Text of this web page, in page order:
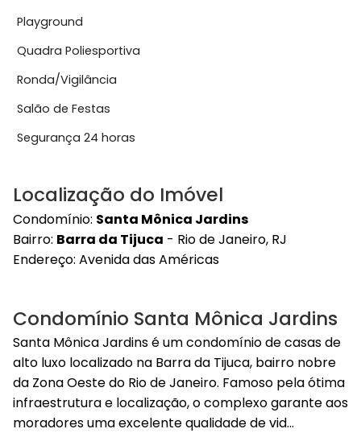
Playground
Quadra Poliesportiva
Ronda/Vigilância
Salão de Festas
Segurança 24 horas
Localização do Imóvel
Condomínio: Santa Mônica Jardins
Bairro: Barra da Tijuca - Rio de Janeiro, RJ
Endereço: Avenida das Américas
Condomínio Santa Mônica Jardins
Santa Mônica Jardins é um condomínio de casas de
alto luxo localizado na Barra da Tijuca, bairro nobre
da Zona Oeste do Rio de Janeiro. Famoso pela ótima
infraestrutura e localização, o complexo garante aos
moradores uma excelente qualidade de vid...